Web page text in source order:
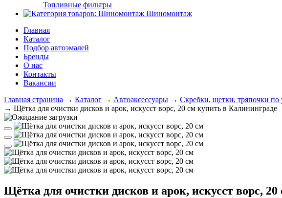
Топливные фильтры
Шиномонтаж
Главная
Каталог
Подбор автоэмалей
Бренды
О нас
Контакты
Вакансии
Главная страница → Каталог → Автоаксессуары → Скребки, щетки, тряпочки по
→ Щётка для очистки дисков и арок, искусст ворс, 20 см купить в Калининграде
Щётка для очистки дисков и арок, искусст ворс, 20